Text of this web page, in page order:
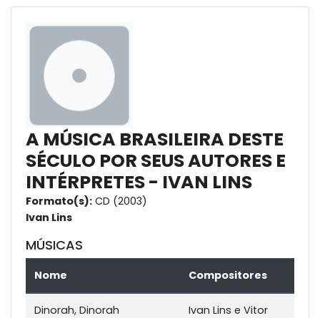
A MÚSICA BRASILEIRA DESTE
SÉCULO POR SEUS AUTORES E
INTÉRPRETES - IVAN LINS
Formato(s): CD (2003)
Ivan Lins
MÚSICAS
Nome Compositores
Dinorah, Dinorah
Ivan Lins e Vitor